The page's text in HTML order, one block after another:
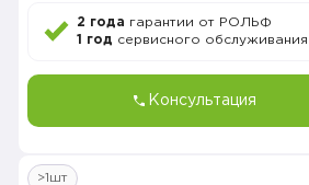
2 года гарантии от РОЛЬФ
1 год сервисного обслуживания
Консультация
>1шт